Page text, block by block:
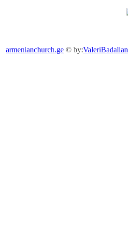
armenianchurch.ge © by:ValeriBadalian